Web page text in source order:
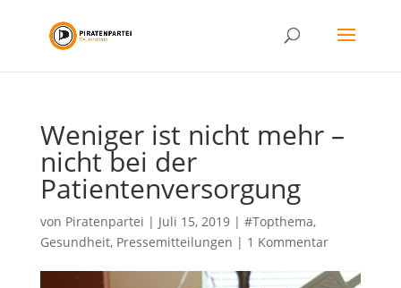
Weniger ist nicht mehr –
nicht bei der
Patientenversorgung
von Piratenpartei | Juli 15, 2019| #Topthema,
Gesundheit, Pressemitteilungen | 1 Kommentar